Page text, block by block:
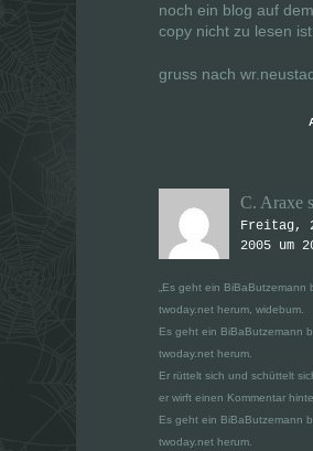
noch ein blog auf
copy nicht zu lesen
gruss nach
C. Araxe
Freitag,
2005 um
„Es geht ein BiBaButzemann
twoday.net herum, widebum.
Es geht ein BiBaButzemann
twoday.net herum.
Er rüttelt sich und schüttelt
er wirft einen Kommentar
Es geht ein BiBaButzemann
twoday.net herum.